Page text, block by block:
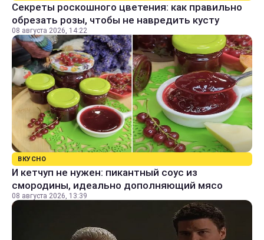
Секреты роскошного цветения: как правильно
обрезать розы, чтобы не навредить кусту
08 августа 2026, 14:22
ВКУСНО
И кетчуп не нужен: пикантный соус из
смородины, идеально дополняющий мясо
08 августа 2026, 13:39